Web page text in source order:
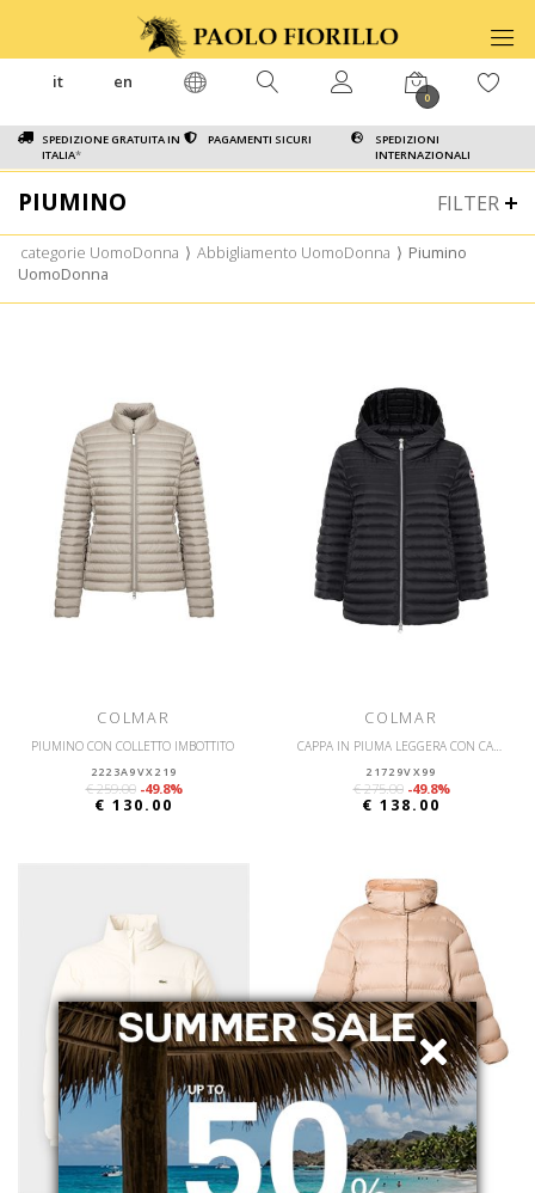
SPEDIZIONE GRATUITA IN
ITALIA*
PAGAMENTI SICURI
SPEDIZIONI
INTERNAZIONALI
it en
0
FILTER
PIUMINO
categorie UomoDonna ⟩ Abbigliamento UomoDonna ⟩ Piumino
UomoDonna
COLMAR
PIUMINO CON COLLETTO IMBOTTITO
2223A9VX219
€ 259.00 -49.8%
€ 130.00
COLMAR
CAPPA IN PIUMA LEGGERA CON CAPPUCCIO
21729VX99
€ 275.00 -49.8%
€ 138.00